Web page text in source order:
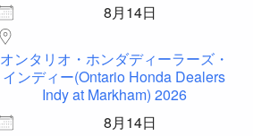
8月14日
オンタリオ・ホンダディーラーズ・
インディー(Ontario Honda Dealers
Indy at Markham) 2026
8月14日